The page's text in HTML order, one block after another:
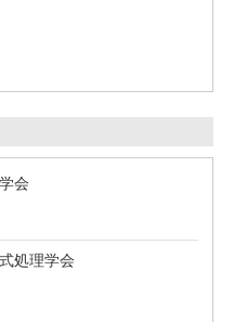
会
処理学会